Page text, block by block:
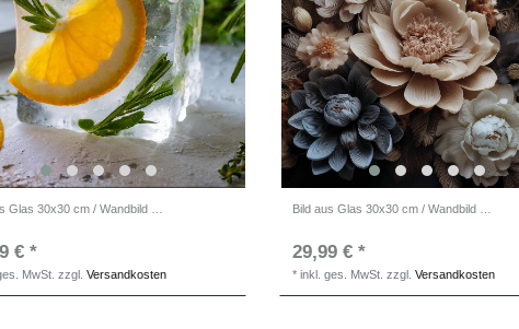
€ *
MwSt. zzgl.Versandkosten
29,99 € *
*inkl. ges. MwSt. zzgl.Versandkosten